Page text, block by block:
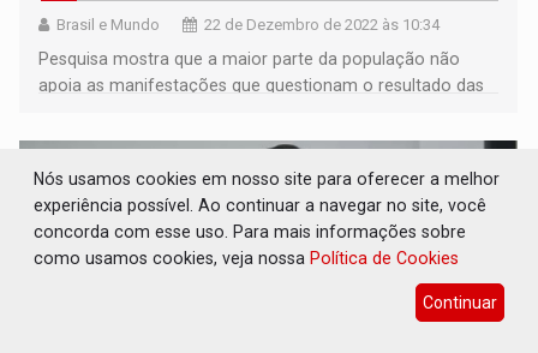
Brasil e Mundo 22 de Dezembro de 2022 às 10:34
Pesquisa mostra que a maior parte da população não
apoia as manifestações que questionam o resultado das
Nós usamos cookies em nosso site para oferecer a melhor
experiência possível. Ao continuar a navegar no site, você
concorda com esse uso. Para mais informações sobre
como usamos cookies, veja nossa Política de Cookies
Continuar